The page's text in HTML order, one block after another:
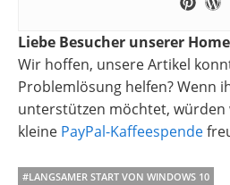
Liebe Besucher unserer
Wir hoffen, unsere Artikel
Problemlösung helfen? Wenn
unterstützen möchtet, würden
kleine PayPal-Kaffeespende
#LANGSAMER START VON WINDOWS 10